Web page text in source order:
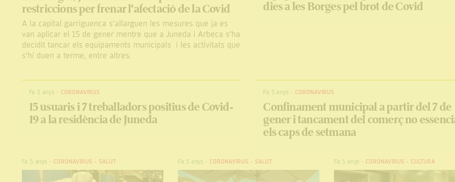
restriccions per frenar l'afectació de la Covid
A la capital garriguenca s’allarguen les mesures que ja es
van aplicar el 15 de gener mentre que a Juneda i Arbeca s’ha
decidit tancar els equipaments municipals i les activitats que
s’hi duen a terme, entre altres.
dies a les Borges pel brot de Covid
Fa 5 anys - CORONAVIRUS
15 usuaris i 7 treballadors positius de Covid-
19 a la residència de Juneda
Fa 5 anys - CORONAVIRUS
Confinament municipal a partir del 7 de
gener i tancament del comerç no
els caps de setmana
Fa 5 anys - CORONAVIRUS - SALUT Fa 5 anys - CORONAVIRUS - SALUT Fa 5 anys - CORONAVIRUS - CULTURA